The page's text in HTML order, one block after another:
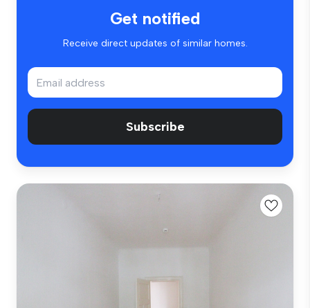
Get notified
Receive direct updates of similar homes.
Subscribe